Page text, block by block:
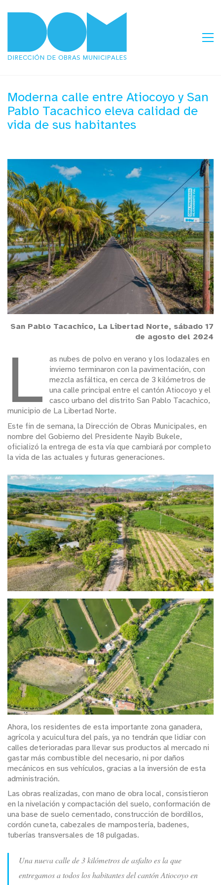
Moderna calle entre Atiocoyo y San
Pablo Tacachico eleva calidad de
vida de sus habitantes
San Pablo Tacachico, La Libertad Norte, sábado 17
de agosto del 2024
L
as nubes de polvo en verano y los lodazales en
invierno terminaron con la pavimentación, con
mezcla asfáltica, en cerca de 3 kilómetros de
una calle principal entre el cantón Atiocoyo y el
casco urbano del distrito San Pablo Tacachico,
municipio de La Libertad Norte.
Este fin de semana, la Dirección de Obras Municipales, en
nombre del Gobierno del Presidente Nayib Bukele,
oficializó la entrega de esta vía que cambiará por completo
la vida de las actuales y futuras generaciones.
Ahora, los residentes de esta importante zona ganadera,
agrícola y acuicultura del país, ya no tendrán que lidiar con
calles deterioradas para llevar sus productos al mercado ni
gastar más combustible del necesario, ni por daños
mecánicos en sus vehículos, gracias a la inversión de esta
administración.
Las obras realizadas, con mano de obra local, consistieron
en la nivelación y compactación del suelo, conformación de
una base de suelo cementado, construcción de bordillos,
cordón cuneta, cabezales de mampostería, badenes,
tuberías transversales de 18 pulgadas.
Una nueva calle de 3 kilómetros de asfalto es la que
entregamos a todos los habitantes del cantón Atiocoyo en